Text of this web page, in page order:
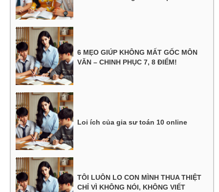
6 MẸO GIÚP KHÔNG MẤT GỐC MÔN
VĂN – CHINH PHỤC 7, 8 ĐIỂM!
Loi ích của gia sư toán 10 online
TÔI LUÔN LO CON MÌNH THUA THIỆT
CHỈ VÌ KHÔNG NÓI, KHÔNG VIẾT